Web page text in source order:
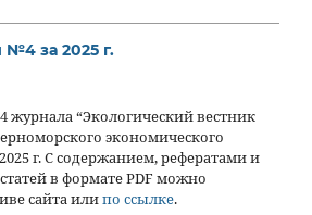
за 2025 г.
“Экологический вестник
экономического
г. С содержанием, рефератами и
в формате PDF можно
сайта илипо ссылке.